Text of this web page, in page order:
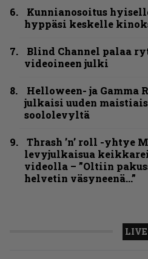
Kunnianosoitus
hyppäsi keskelle
Blind Channel palaa
videoineen julki
Helloween- ja Gamma
julkaisi uuden
soololevyltä
Thrash ’n’ roll -yhtye
levyjulkaisua
videolla – ”Oltiin
helvetin väsyneenä…”
LIVE